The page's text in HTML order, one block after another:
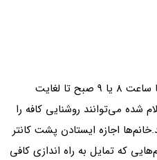
زمان کار کافی‌ شاپ ها از صبح ها ساعت 8 یا 9 صبح تا لغایت
شده می‌توانند روشنایی کافه را
اجازه ایستادن پشت کانتر
که تمایل به راه ‌اندازی کافی‌